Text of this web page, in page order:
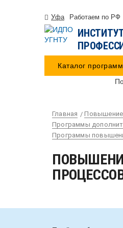
Уфа Работаем по РФ
Каталог программ
Главная Повышение
Программы
Программы